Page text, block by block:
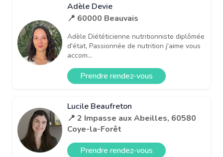
Adèle Devie
📍 60000 Beauvais
Adèle Diététicienne nutritionniste diplômée
d'état, Passionnée de nutrition j'aime vous
accom...
Prendre rendez-vous
Lucile Beaufreton
📍 2 Impasse aux Abeilles, 60580
Coye-la-Forêt
Prendre rendez-vous